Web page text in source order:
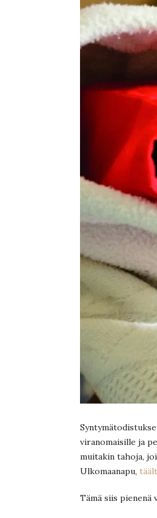
viranomaisille ja
muitakin tahoja,
Ulkomaanapu,
Tämä siis pienenä